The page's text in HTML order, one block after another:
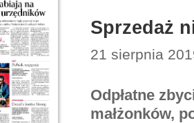
Sprzedaż
21 sierpnia
Odpłatne
małżonków,